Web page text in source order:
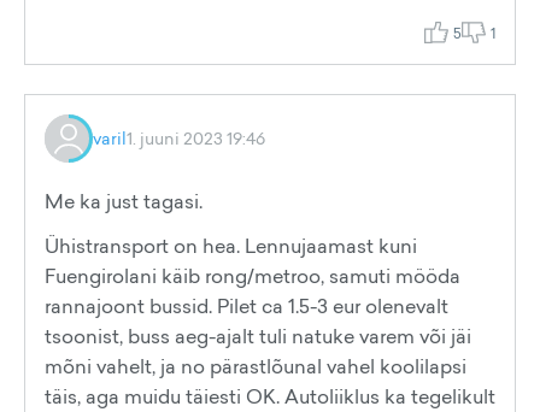
5 1
varil1. juuni 2023 19:46
Me ka just tagasi.
Ühistransport on hea. Lennujaamast kuni
Fuengirolani käib rong/metroo, samuti mööda
rannajoont bussid. Pilet ca 1.5-3 eur olenevalt
tsoonist, buss aeg-ajalt tuli natuke varem või jäi
mõni vahelt, ja no pärastlõunal vahel koolilapsi
täis, aga muidu täiesti OK. Autoliiklus ka tegelikult